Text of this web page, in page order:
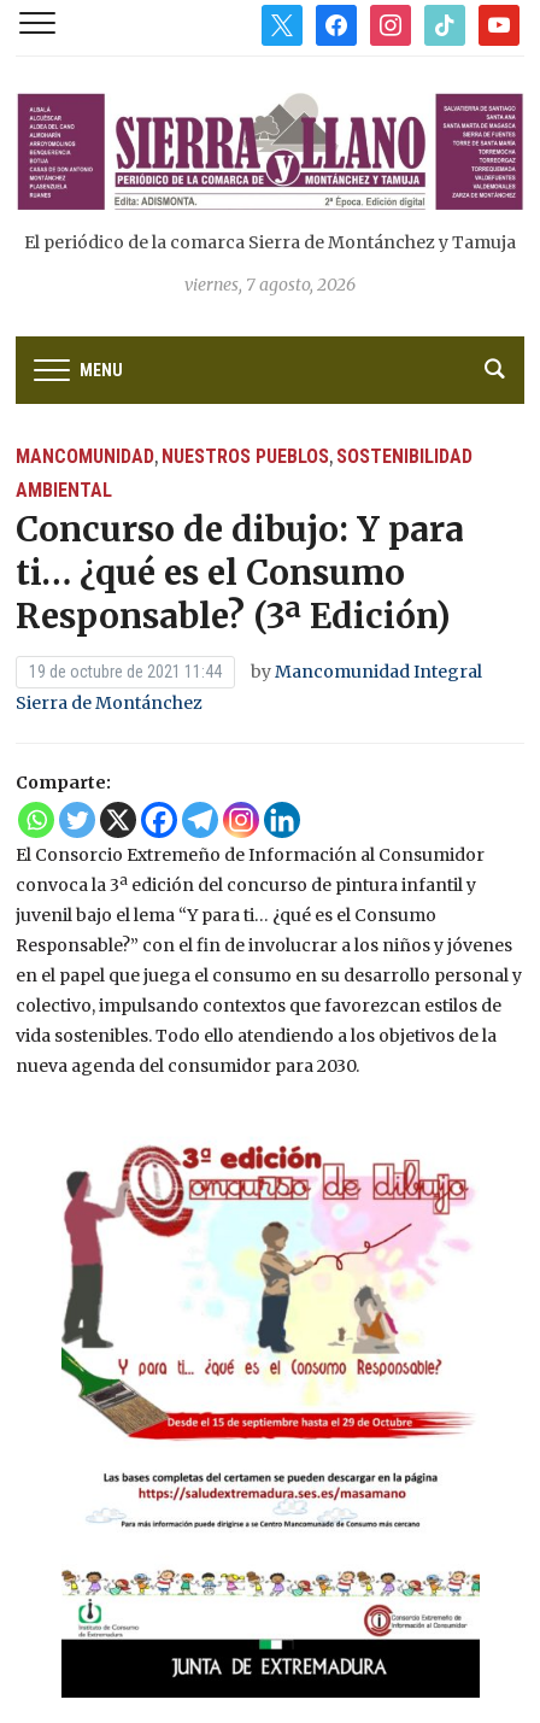
facebookinstagram
tiktok
El periódico de la comarca Sierra de Montánchez y Tamuja
viernes, 7 agosto, 2026
MENU
MANCOMUNIDAD, NUESTROS PUEBLOS, SOSTENIBILIDAD
AMBIENTAL
Concurso de dibujo: Y para
ti… ¿qué es el Consumo
Responsable? (3ª Edición)
19 de octubre de 2021 11:44 byMancomunidad Integral
Sierra de Montánchez
Comparte:
El Consorcio Extremeño de Información al Consumidor
convoca la 3ª edición del concurso de pintura infantil y
juvenil bajo el lema “Y para ti… ¿qué es el Consumo
Responsable?” con el fin de involucrar a los niños y jóvenes
en el papel que juega el consumo en su desarrollo personal y
colectivo, impulsando contextos que favorezcan estilos de
vida sostenibles. Todo ello atendiendo a los objetivos de la
nueva agenda del consumidor para 2030.